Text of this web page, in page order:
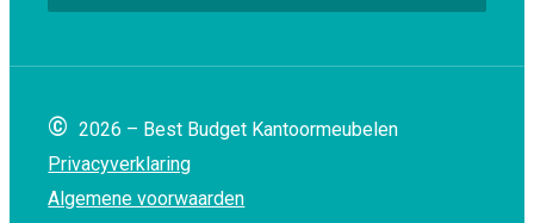
© 2026 – Best Budget Kantoormeubelen
Privacyverklaring
Algemene voorwaarden